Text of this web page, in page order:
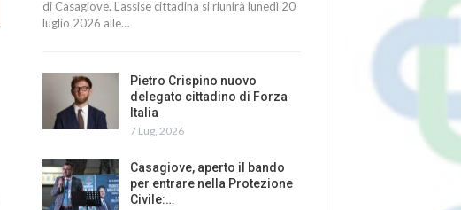
di Casagiove. L'assise cittadina si riunirà lunedì 20
luglio 2026 alle…
Pietro Crispino nuovo
delegato cittadino di Forza
Italia
7 Lug, 2026
Casagiove, aperto il bando
per entrare nella Protezione
Civile:…